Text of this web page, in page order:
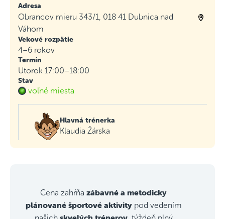
Adresa
Obrancov mieru 343/1, 018 41 Dubnica nad
Váhom
Vekové rozpätie
4–6 rokov
Termín
Utorok 17:00–18:00
Stav
voľné miesta
Hlavná trénerka
Klaudia Žárska
Cena zahŕňa zábavné a metodicky
plánované športové aktivitypod vedením